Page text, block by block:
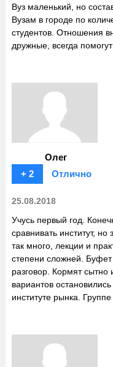
Вуз маленький, но
Вузам в городе по
студентов. Отношения
дружные, всегда
Олег
+ 2
Отлично
25.08.2018
Учусь первый год.
сравнивать институт,
так много, лекции и
степени сложней.
разговор. Кормят сытно
вариантов
институте рынка.